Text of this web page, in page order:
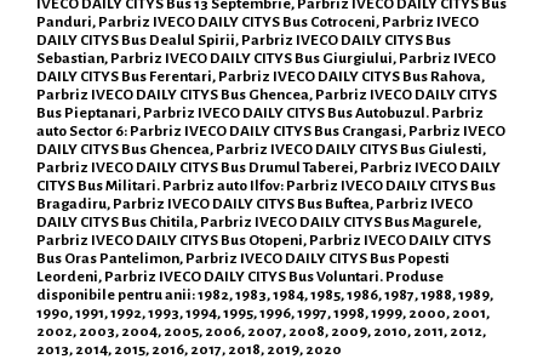
Panduri, Parbriz IVECO DAILY CITYS Bus Cotroceni, Parbriz IVECO
DAILY CITYS Bus Dealul Spirii, Parbriz IVECO DAILY CITYS Bus
Sebastian, Parbriz IVECO DAILY CITYS Bus Giurgiului, Parbriz IVECO
DAILY CITYS Bus Ferentari, Parbriz IVECO DAILY CITYS Bus Rahova,
Parbriz IVECO DAILY CITYS Bus Ghencea, Parbriz IVECO DAILY CITYS
Bus Pieptanari, Parbriz IVECO DAILY CITYS Bus Autobuzul. Parbriz
auto Sector 6: Parbriz IVECO DAILY CITYS Bus Crangasi, Parbriz IVECO
DAILY CITYS Bus Ghencea, Parbriz IVECO DAILY CITYS Bus Giulesti,
Parbriz IVECO DAILY CITYS Bus Drumul Taberei, Parbriz IVECO DAILY
CITYS Bus Militari. Parbriz auto Ilfov: Parbriz IVECO DAILY CITYS Bus
Bragadiru, Parbriz IVECO DAILY CITYS Bus Buftea, Parbriz IVECO
DAILY CITYS Bus Chitila, Parbriz IVECO DAILY CITYS Bus Magurele,
Parbriz IVECO DAILY CITYS Bus Otopeni, Parbriz IVECO DAILY CITYS
Bus Oras Pantelimon, Parbriz IVECO DAILY CITYS Bus Popesti
Leordeni, Parbriz IVECO DAILY CITYS Bus Voluntari. Produse
disponibile pentru anii: 1982, 1983, 1984, 1985, 1986, 1987, 1988, 1989,
1990, 1991, 1992, 1993, 1994, 1995, 1996, 1997, 1998, 1999, 2000, 2001,
2002, 2003, 2004, 2005, 2006, 2007, 2008, 2009, 2010, 2011, 2012,
2013, 2014, 2015, 2016, 2017, 2018, 2019, 2020